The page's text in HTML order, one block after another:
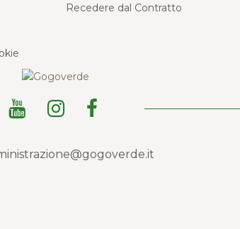
Recedere dal Contratto